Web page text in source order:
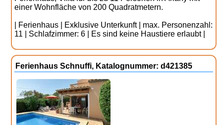
einer Wohnfläche von 200 Quadratmetern.
| Ferienhaus | Exklusive Unterkunft | max. Personenzahl:
11 | Schlafzimmer: 6 | Es sind keine Haustiere erlaubt |
Ferienhaus Schnuffi, Katalognummer: d421385